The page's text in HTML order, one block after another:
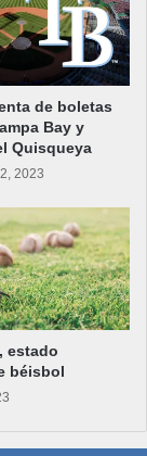
de boletas
Bay y
Quisqueya
2023
estado
béisbol